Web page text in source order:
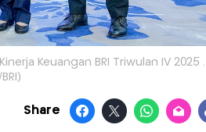
Keuangan BRI Triwulan IV 2025 .
Share